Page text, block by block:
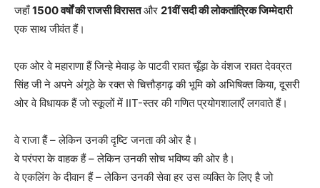
जहाँ1500 वर्षों की राजसी विरासतऔर 21वीं सदी की लोकतांत्रिक जिम्मेदारी
एक साथ जीवंत हैं।
एक ओर वे महाराणा हैं जिन्हे मेवाड़ के पाटवी रावत चूँड़ा के वंशज रावत देवव्रत
सिंह जी ने अपने अंगूठे के रक्त से चित्तौड़गढ़ की भूमि को अभिषिक्त किया, दूसरी
ओर वे विधायक हैं जो स्कूलों में IIT-स्तर की गणित प्रयोगशालाएँ लगवाते हैं।
वे राजा हैं – लेकिन उनकी दृष्टि जनता की ओर है।
वे परंपरा के वाहक हैं – लेकिन उनकी सोच भविष्य की ओर है।
वे एकलिंग के दीवान हैं – लेकिन उनकी सेवा हर उस व्यक्ति के लिए है जो